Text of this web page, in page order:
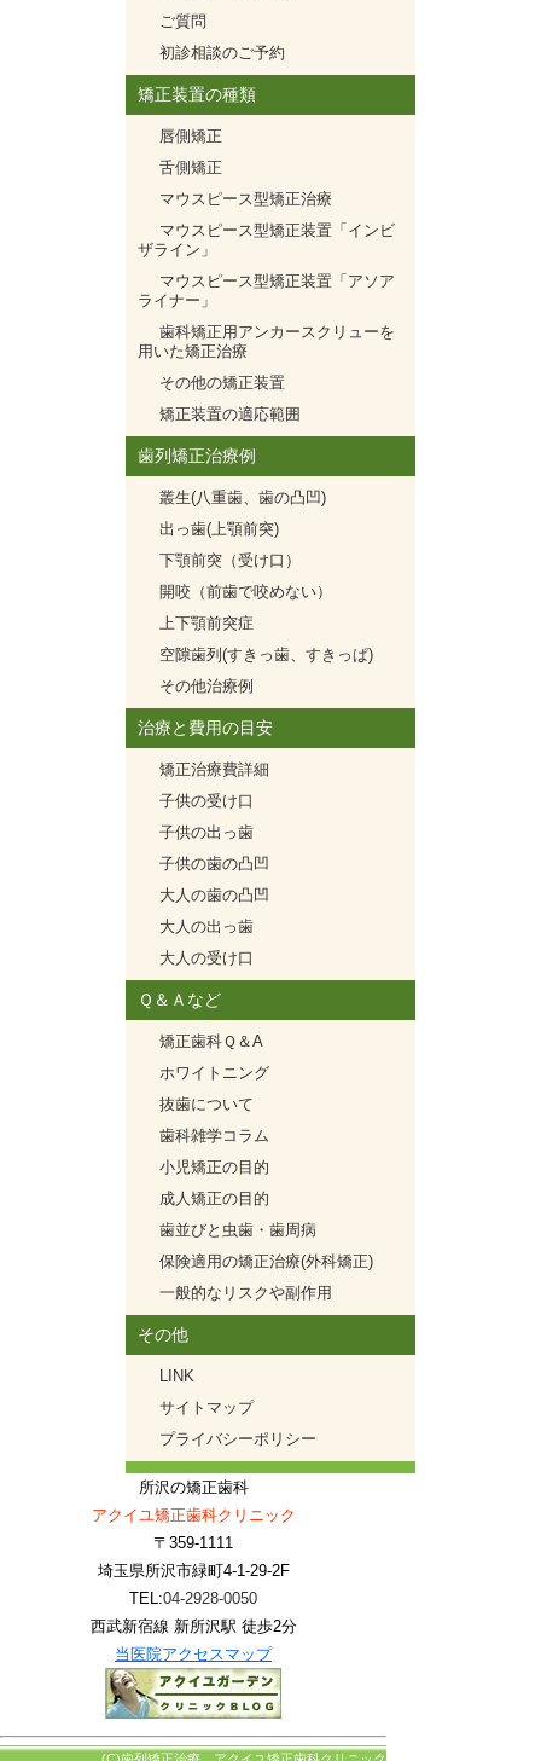
ご質問
初診相談のご予約
矯正装置の種類
唇側矯正
舌側矯正
マウスピース型矯正治療
マウスピース型矯正装置「インビ
ザライン」
マウスピース型矯正装置「アソア
ライナー」
歯科矯正用アンカースクリューを
用いた矯正治療
その他の矯正装置
矯正装置の適応範囲
歯列矯正治療例
叢生(八重歯、歯の凸凹)
出っ歯(上顎前突)
下顎前突（受け口）
開咬（前歯で咬めない）
上下顎前突症
空隙歯列(すきっ歯、すきっぱ)
その他治療例
治療と費用の目安
矯正治療費詳細
子供の受け口
子供の出っ歯
子供の歯の凸凹
大人の歯の凸凹
大人の出っ歯
大人の受け口
Ｑ＆Ａなど
矯正歯科Ｑ＆A
ホワイトニング
抜歯について
歯科雑学コラム
小児矯正の目的
成人矯正の目的
歯並びと虫歯・歯周病
保険適用の矯正治療(外科矯正)
一般的なリスクや副作用
その他
LINK
サイトマップ
プライバシーポリシー
所沢の矯正歯科
アクイユ矯正歯科クリニック
〒359-1111
埼玉県所沢市緑町4-1-29-2F
TEL:04-2928-0050
西武新宿線 新所沢駅 徒歩2分
当医院アクセスマップ